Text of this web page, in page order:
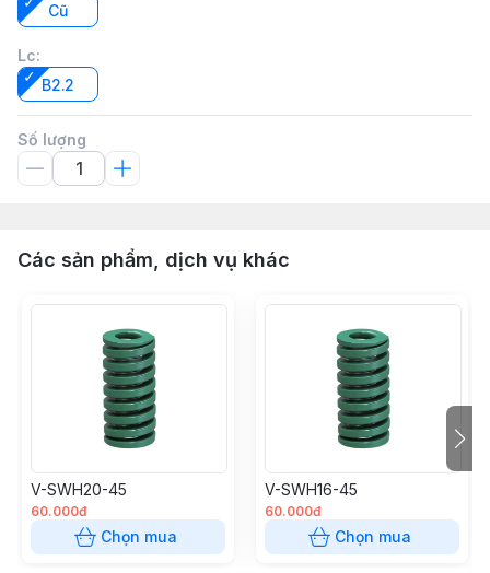
Cũ
Lc:
B2.2
Số lượng
Các sản phẩm, dịch vụ khác
V-SWH20-45
60.000đ
Chọn mua
V-SWH16-45
60.000đ
Chọn mua